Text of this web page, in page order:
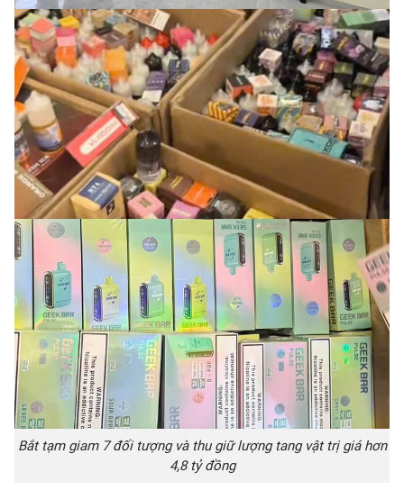
Bắt tạm giam 7 đối tượng và thu giữ lượng tang vật trị giá hơn
4,8 tỷ đồng